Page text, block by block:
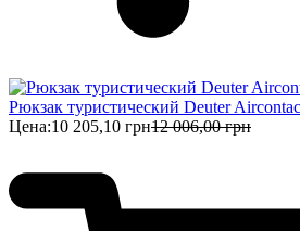
Рюкзак туристический Deuter
Цена:10 205,10 грн12 006,00 грн